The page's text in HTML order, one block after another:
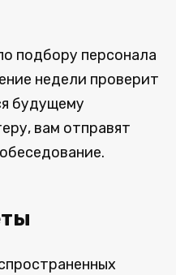
подбору персонала
недели проверит
будущему
вам отправят